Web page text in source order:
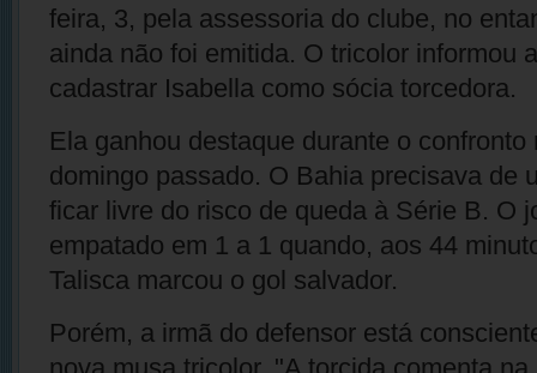
feira, 3, pela assessoria do clube, no
ainda não foi emitida. O tricolor informou
cadastrar Isabella como sócia torcedora.
Ela ganhou destaque durante o confronto
domingo passado. O Bahia precisava de
ficar livre do risco de queda à Série B. O
empatado em 1 a 1 quando, aos 44
Talisca marcou o gol salvador.
Porém, a irmã do defensor está